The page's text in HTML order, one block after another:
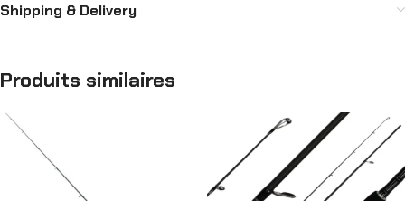
Shipping & Delivery
Produits similaires